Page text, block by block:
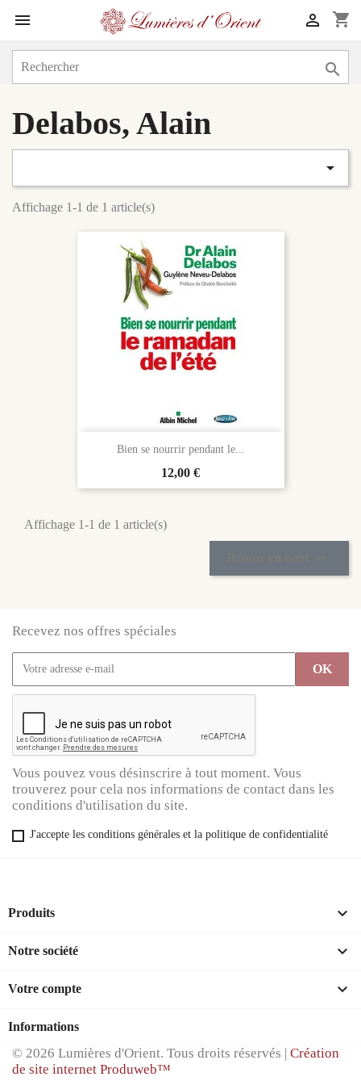
 shopping_cart


Delabos, Alain

Affichage 1-1 de 1 article(s)
Bien se nourrir pendant le...
Prix
12,00 €
Affichage 1-1 de 1 article(s)
Recevez nos offres spéciales
Vous pouvez vous désinscrire à tout moment. Vous
trouverez pour cela nos informations de contact dans les
conditions d'utilisation du site.
J'accepte les conditions générales et la politique de confidentialité
Produits 
Notre société 
Votre compte 
Informations
© 2026 Lumières d'Orient. Tous droits réservés | Création
de site internet Produweb™